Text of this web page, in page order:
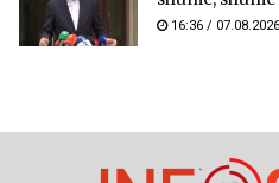
16:36 / 07.08.2026